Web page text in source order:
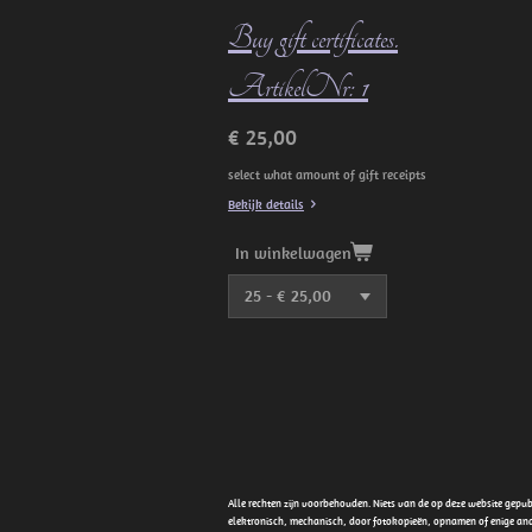
Buy gift certificates.
ArtikelNr: 1
€ 25,00
select what amount of gift receipts
Bekijk details
In winkelwagen
Alle rechten zijn voorbehouden. Niets van de op deze website
elektronisch, mechanisch, door fotokopieën, opnamen of enige